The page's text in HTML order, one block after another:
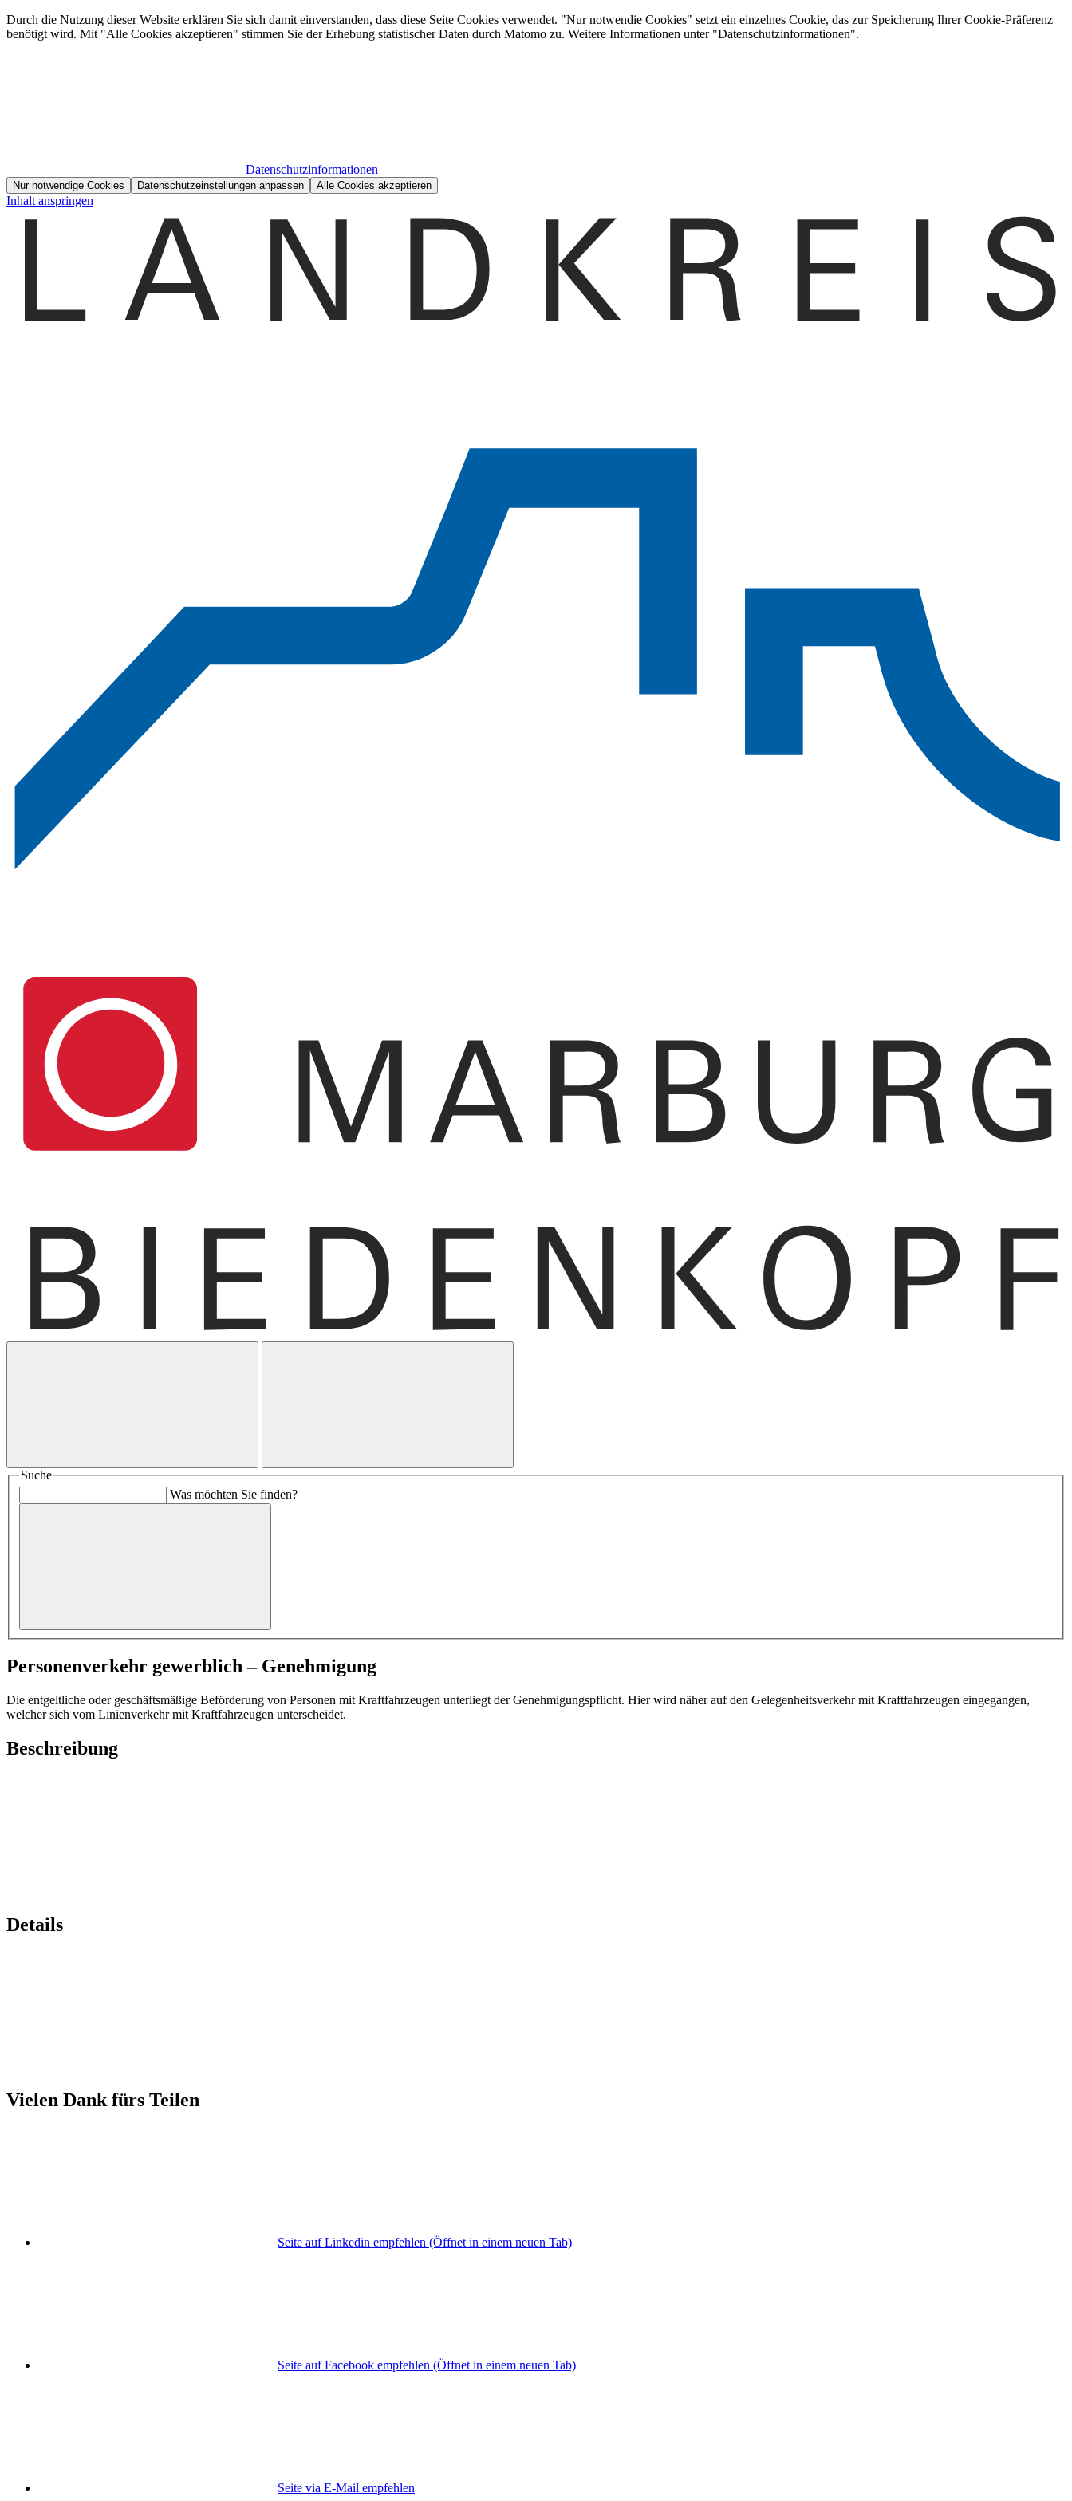
Durch die Nutzung dieser Website erklären Sie sich damit einverstanden, dass diese Seite Cookies verwendet. "Nur notwendie Cookies" setzt ein einzelnes Cookie, das zur Speicherung Ihrer Cookie-Präferenz
benötigt wird. Mit "Alle Cookies akzeptieren" stimmen Sie der Erhebung statistischer Daten durch Matomo zu. Weitere Informationen unter "Datenschutzinformationen".
Datenschutzinformationen
Nur notwendige Cookies Datenschutzeinstellungen anpassen Alle Cookies akzeptieren
Inhalt anspringen
Suche
Was möchten Sie finden?
Personenverkehr gewerblich – Genehmigung
Die entgeltliche oder geschäftsmäßige Beförderung von Personen mit Kraftfahrzeugen unterliegt der Genehmigungspflicht. Hier wird näher auf den Gelegenheitsverkehr mit Kraftfahrzeugen eingegangen,
welcher sich vom Linienverkehr mit Kraftfahrzeugen unterscheidet.
Beschreibung
Details
Vielen Dank fürs Teilen
Seite auf Linkedin empfehlen (Öffnet in einem neuen Tab)
Seite auf Facebook empfehlen (Öffnet in einem neuen Tab)
Seite via E-Mail empfehlen